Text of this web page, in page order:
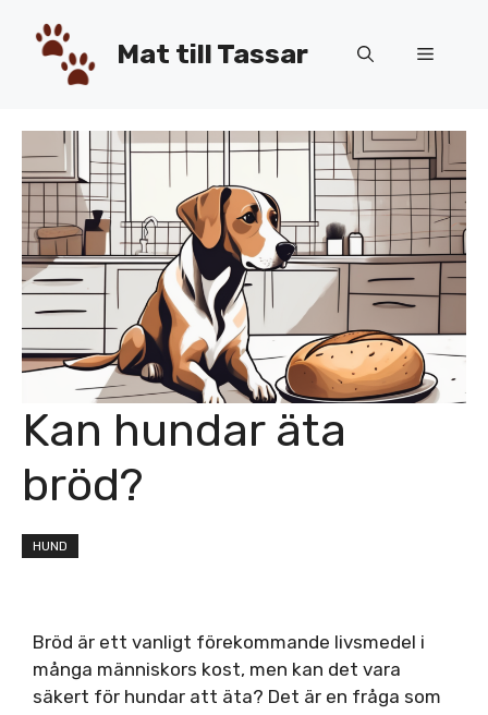
innehåll
Mat till Tassar Meny
Kan hundar äta
bröd?
HUND
Bröd är ett vanligt förekommande livsmedel i
många människors kost, men kan det vara
säkert för hundar att äta? Det är en fråga som